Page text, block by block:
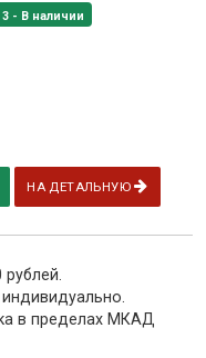
- В наличии
НА ДЕТАЛЬНУЮ
в пределах МКАД